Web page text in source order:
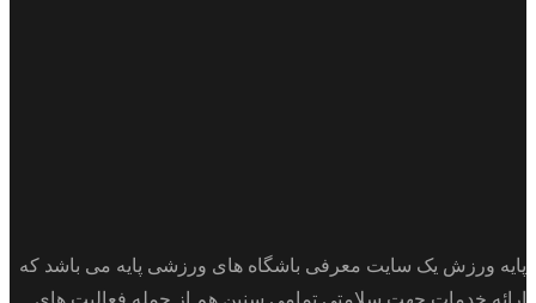
پایه ورزش یک سایت معرفی باشگاه های ورزشی پایه می باشد که
ارائه خدمات جهت سلامتی تمامی سنین هم از جمله فعالیت های